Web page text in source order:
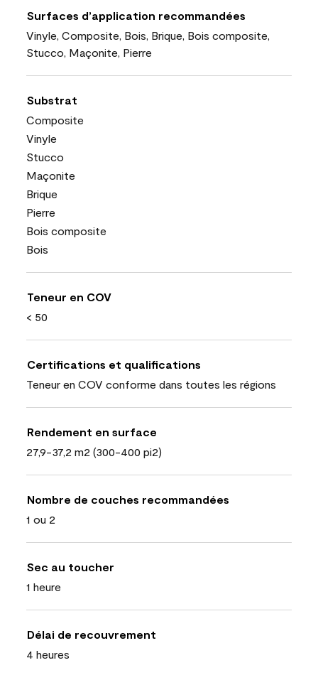
Surfaces d’application recommandées
Vinyle, Composite, Bois, Brique, Bois composite,
Stucco, Maçonite, Pierre
Substrat
Composite
Vinyle
Stucco
Maçonite
Brique
Pierre
Bois composite
Bois
Teneur en COV
< 50
Certifications et qualifications
Teneur en COV conforme dans toutes les régions
Rendement en surface
27,9-37,2 m2 (300-400 pi2)
Nombre de couches recommandées
1 ou 2
Sec au toucher
1 heure
Délai de recouvrement
4 heures